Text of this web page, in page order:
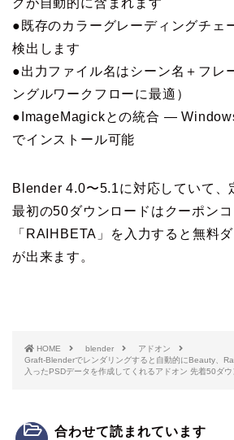
●既存のカラーグレーディングチェ
検出します
●出力ファイル名はシーン名＋フレ
ングルワークフローに最適）
●ImageMagickとの統合 —
でインストール可能
Blender 4.0〜5.1に対応していて、
最初の50ダウンロードはクーポンコ
「RAIHBETA」を入力すると無料
が出来ます。
HOME blender
アドオン
Graft-Blenderでレンダリングすると自動的にBeauty、
入ったPSDデータを作成してくれるアドオン 先着50ダ
合わせて読まれています